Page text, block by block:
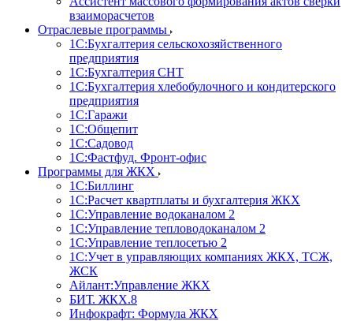
взаиморасчетов
Отраслевые программы
1С:Бухгалтерия сельскохозяйственного
предприятия
1С:Бухгалтерия СНТ
1С:Бухгалтерия хлебобулочного и кондитерского
предприятия
1С:Гаражи
1С:Общепит
1С:Садовод
1С:Фастфуд. Фронт-офис
Программы для ЖКХ
1С:Биллинг
1С:Расчет квартплаты и бухгалтерия ЖКХ
1С:Управление водоканалом 2
1С:Управление тепловодоканалом 2
1С:Управление теплосетью 2
1С:Учет в управляющих компаниях ЖКХ, ТСЖ,
ЖСК
Айлант:Управление ЖКХ
БИТ. ЖКХ.8
Инфокрафт: Формула ЖКХ